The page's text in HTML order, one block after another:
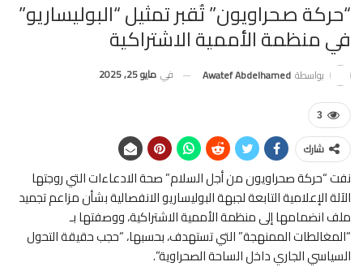
“حركة صحراويون” تُقبر تمثيل “البوليساريو”
في منظمة الأممية الاشتراكية
بواسطة Awatef Abdelhamed في مايو 25, 2025
3
شارك
نفت “حركة صحراويون من أجل السلام” صحة الادعاءات التي روجتها
الآلة الإعلامية التابعة لجبهة البوليساريو الانفصالية بشأن مزاعم تجميد
ملف انضمامها إلى منظمة الأممية الاشتراكية، ووصفتها بـ
“المغالطات الممنهجة” التي تستهدف، بحسبها، “حجب حقيقة التحول
السياسي الجاري داخل الساحة الصحراوية”.